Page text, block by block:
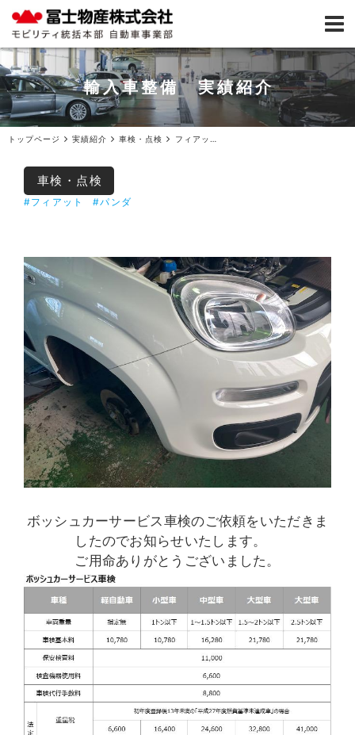
輸入車整備 実績紹介
トップページ 実績紹介 車検・点検
車検・点検
#フィアット #パンダ
ボッシュカーサービス車検のご依頼をいただきま
したのでお知らせいたします。
ご用命ありがとうございました。